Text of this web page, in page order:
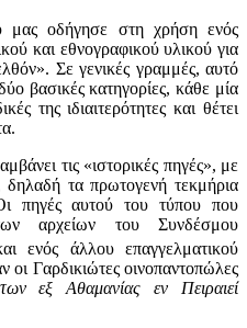
οδήγησε στη χρήση ενός
και εθνογραφικού υλικού για
Σε γενικές γραμμές, αυτό
βασικές κατηγορίες, κάθε μία
της ιδιαιτερότητες και θέτει
τις «ιστορικές πηγές», με
τα πρωτογενή τεκμήρια
πηγές αυτού του τύπου που
αρχείων του Συνδέσμου
ενός άλλου επαγγελματικού
οι Γαρδικιώτες οινοπαντοπώλες
εξ Αθαμανίας εν Πειραιεί